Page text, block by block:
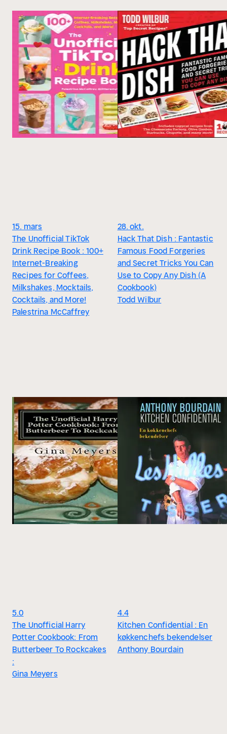
15. mars
The Unofficial TikTok
Drink Recipe Book : 100+
Internet-Breaking
Recipes for Coffees,
Milkshakes, Mocktails,
Cocktails, and More!
Palestrina McCaffrey
28. okt.
Hack That Dish : Fantastic
Famous Food Forgeries
and Secret Tricks You Can
Use to Copy Any Dish (A
Cookbook)
Todd Wilbur
5.0
The Unofficial Harry
Potter Cookbook: From
Butterbeer To Rockcakes
:
Gina Meyers
4.4
Kitchen Confidential : En
køkkenchefs bekendelser
Anthony Bourdain